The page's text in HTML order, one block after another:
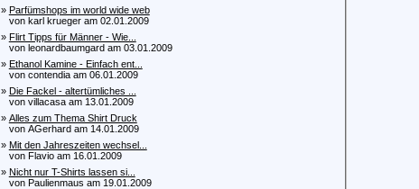
» Parfümshops im world wide web
von karl krueger am 02.01.2009
» Flirt Tipps für Männer - Wie...
von leonardbaumgard am 03.01.2009
» Ethanol Kamine - Einfach ent...
von contendia am 06.01.2009
» Die Fackel - altertümliches ...
von villacasa am 13.01.2009
» Alles zum Thema Shirt Druck
von AGerhard am 14.01.2009
» Mit den Jahreszeiten wechsel...
von Flavio am 16.01.2009
» Nicht nur T-Shirts lassen si...
von Paulienmaus am 19.01.2009